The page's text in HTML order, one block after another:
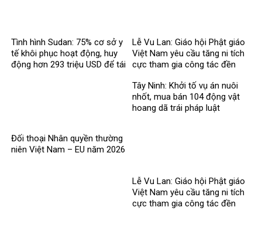
Tình hình Sudan: 75% cơ sở y
tế khôi phục hoạt động, huy
động hơn 293 triệu USD để tái
Lễ Vu Lan: Giáo hội Phật giáo
Việt Nam yêu cầu tăng ni tích
cực tham gia công tác đền
Đối thoại Nhân quyền thường
niên Việt Nam – EU năm 2026
Tây Ninh: Khởi tố vụ án nuôi
nhốt, mua bán 104 động vật
hoang dã trái pháp luật
Lễ Vu Lan: Giáo hội Phật giáo
Việt Nam yêu cầu tăng ni tích
cực tham gia công tác đền